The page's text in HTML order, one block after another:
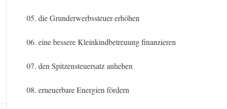
05. die Grunderwerbssteuer erhöhen
06. eine bessere Kleinkindbetreuung finanzieren
07. den Spitzensteuersatz anheben
08. erneuerbare Energien fördern